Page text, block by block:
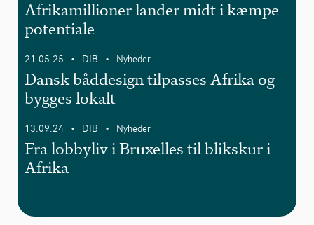
Afrikamillioner lander midt i kæmpe
potentiale
21.05.25 • DIB • Nyheder
Dansk båddesign tilpasses Afrika og
bygges lokalt
13.09.24 • DIB • Nyheder
Fra lobbyliv i Bruxelles til blikskur i
Afrika